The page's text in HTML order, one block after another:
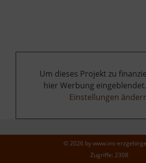
Um dieses Projekt zu
hier Werbung eingeblendet.
Einstellungen
© 2026 bywww.ins-
Zugriffe: 2308